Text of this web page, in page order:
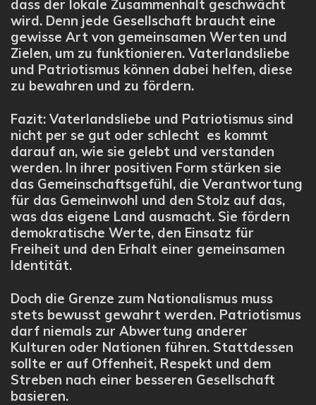
dass der lokale Zusammenhalt geschwächt
wird. Denn jede Gesellschaft braucht eine
gewisse Art von gemeinsamen Werten und
Zielen, um zu funktionieren. Vaterlandsliebe
und Patriotismus können dabei helfen, diese
zu bewahren und zu fördern.
Fazit: Vaterlandsliebe und Patriotismus sind
nicht per se gut oder schlecht es kommt
darauf an, wie sie gelebt und verstanden
werden. In ihrer positiven Form stärken sie
das Gemeinschaftsgefühl, die Verantwortung
für das Gemeinwohl und den Stolz auf das,
was das eigene Land ausmacht. Sie fördern
demokratische Werte, den Einsatz für
Freiheit und den Erhalt einer gemeinsamen
Identität.
Doch die Grenze zum Nationalismus muss
stets bewusst gewahrt werden. Patriotismus
darf niemals zur Abwertung anderer
Kulturen oder Nationen führen. Stattdessen
sollte er auf Offenheit, Respekt und dem
Streben nach einer besseren Gesellschaft
basieren.